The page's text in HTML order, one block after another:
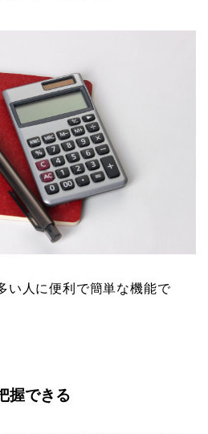
い人に便利で簡単な機能で
握できる